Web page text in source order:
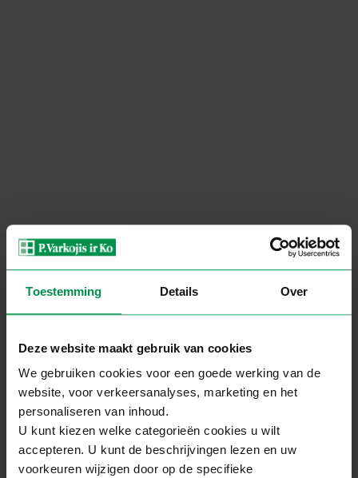
Toestemming Details Over
Deze website maakt gebruik van cookies
We gebruiken cookies voor een goede werking van de
website, voor verkeersanalyses, marketing en het
personaliseren van inhoud.
U kunt kiezen welke categorieën cookies u wilt
accepteren. U kunt de beschrijvingen lezen en uw
voorkeuren wijzigen door op de specifieke
Houten ramen
Scandinavische 82 MM ramen
Euro standaard 92 mm